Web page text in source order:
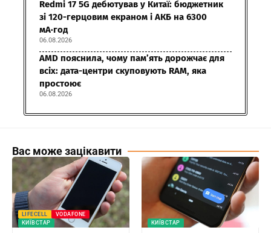
Redmi 17 5G дебютував у Китаї: бюджетник
зі 120-герцовим екраном і АКБ на 6300
мА·год
06.08.2026
AMD пояснила, чому пам’ять дорожчає для
всіх: дата-центри скуповують RAM, яка
простоює
06.08.2026
Вас може зацікавити
LIFECELL
VODAFONE
КИЇВСТАР
КИЇВСТАР